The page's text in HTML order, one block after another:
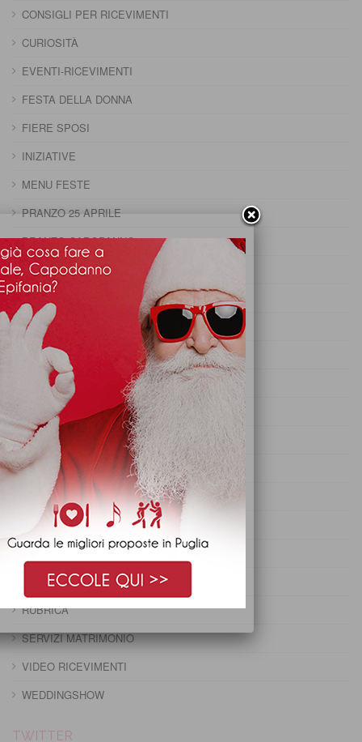
CONSIGLI PER RICEVIMENTI
CURIOSITÀ
EVENTI-RICEVIMENTI
FESTA DELLA DONNA
FIERE SPOSI
INIZIATIVE
MENU FESTE
PRANZO 25 APRILE
PRANZO CAPODANNO
PRANZO DELLA DOMENICA
PRANZO DELLA PENTOLACCIA
PRANZO DI CARNEVALE
PRANZO DI FERRAGOSTO
PRANZO DI OGNISSANTI
PRANZO DI PASQUA
PRANZO DI PASQUETTA
PRANZO EPIFANIA
PRANZO IMMACOLATA
PRANZO NATALE
PRANZO PRIMO MAGGIO
PRANZO SANTO STEFANO
RUBRICA
SERVIZI MATRIMONIO
VIDEO RICEVIMENTI
WEDDINGSHOW
TWITTER